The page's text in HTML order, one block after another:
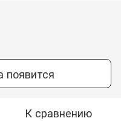
появится
К сравнению